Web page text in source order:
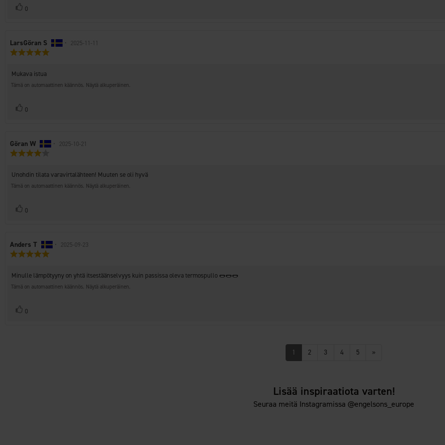
Äänestä
0
Arvostelun
kirjoittaja:
LarsGöran S • Arvostelun
2025-11-11
tähdestä
Arvostelun
teksti:
Mukava istua
Tämä on automaattinen käännös. Näytä alkuperäinen.
Äänestä
0
Arvostelun
kirjoittaja:
Göran W • Arvostelun
2025-10-21
5:sta
tähdestä
Arvostelun
teksti:
Unohdin tilata varavirtalähteen! Muuten se oli hyvä
Tämä on automaattinen käännös. Näytä alkuperäinen.
Äänestä
0
Arvostelun
kirjoittaja:
Anders T • Arvostelun
2025-09-23
5:sta
tähdestä
Arvostelun
teksti:
Minulle lämpötyyny on yhtä itsestäänselvyys kuin passissa oleva termospullo 🌭🌭🌭
Tämä on automaattinen käännös. Näytä alkuperäinen.
Äänestä
0
1 2 3 4 5 »
Lisää inspiraatiota varten!
Seuraa meitä Instagramissa @engelsons_europe